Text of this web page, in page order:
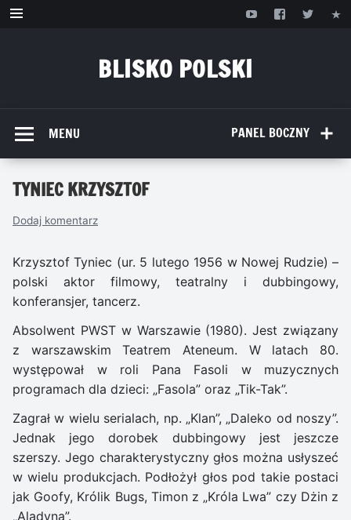
Przejdź
BLISKO POLSKI
PANEL BOCZNY
MENU
TYNIEC KRZYSZTOF
Dodaj komentarz
Krzysztof Tyniec (ur. 5 lutego 1956 w Nowej Rudzie) –
polski aktor filmowy, teatralny i dubbingowy,
konferansjer, tancerz.
Absolwent PWST w Warszawie (1980). Jest związany
z warszawskim Teatrem Ateneum. W latach 80.
występował w roli Pana Fasoli w muzycznych
programach dla dzieci: „Fasola” oraz „Tik-Tak”.
Zagrał w wielu serialach, np. „Klan”, „Daleko od noszy”.
Jednak jego dorobek dubbingowy jest jeszcze
szerszy. Jego charakterystyczny głos można usłyszeć
w wielu produkcjach. Podłożył głos pod takie postaci
jak Goofy, Królik Bugs, Timon z „Króla Lwa” czy Dżin z
„Aladyna”.